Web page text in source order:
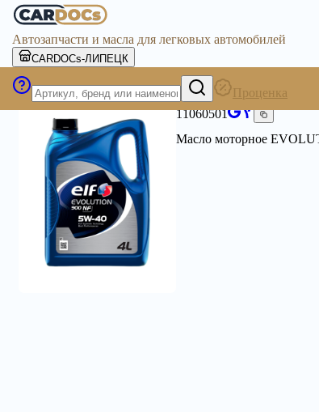
Автозапчасти и масла для легковых автомобилей
CARDOCs-ЛИПЕЦК
Проценка
ELF
11060501
Масло моторное